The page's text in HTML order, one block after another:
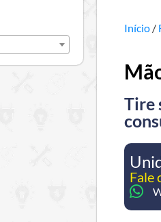
Início /
Tire
Fale